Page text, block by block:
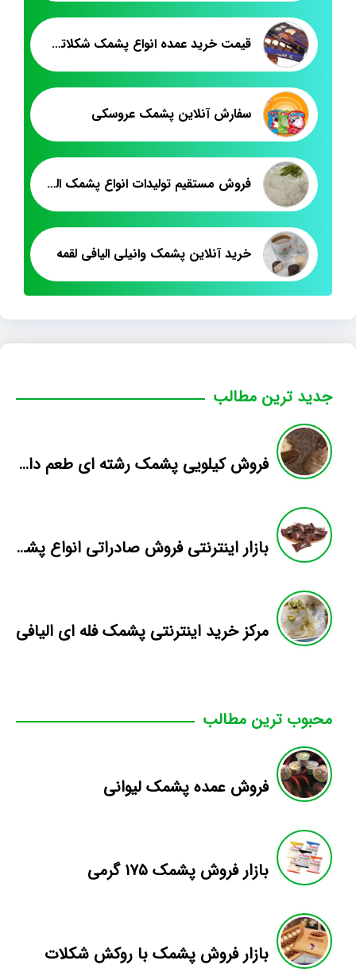
قیمت خرید عمده انواع پشمک شکلاتی صادراتی
سفارش آنلاین پشمک عروسکی
فروش مستقیم تولیدات انواع پشمک الیافی کیلویی
خرید آنلاین پشمک وانیلی الیافی لقمه
جدید ترین مطالب
فروش کیلویی پشمک رشته ای طعم دار میوه
بازار اینترنتی فروش صادراتی انواع پشمک الیافی/شکلاتی
مرکز خرید اینترنتی پشمک فله ای الیافی
محبوب ترین مطالب
فروش عمده پشمک لیوانی
بازار فروش پشمک ۱۷۵ گرمی
بازار فروش پشمک با روکش شکلات